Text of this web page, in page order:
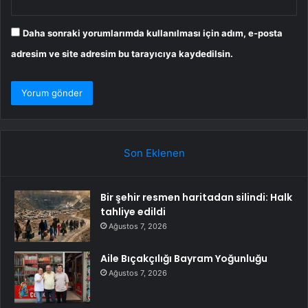
Daha sonraki yorumlarımda kullanılması için adım, e-posta
adresim ve site adresim bu tarayıcıya kaydedilsin.
Son Eklenen
Bir şehir resmen haritadan silindi: Halk
tahliye edildi
Ağustos 7, 2026
Aile Bıçakçılığı Bayram Yoğunluğu
Ağustos 7, 2026